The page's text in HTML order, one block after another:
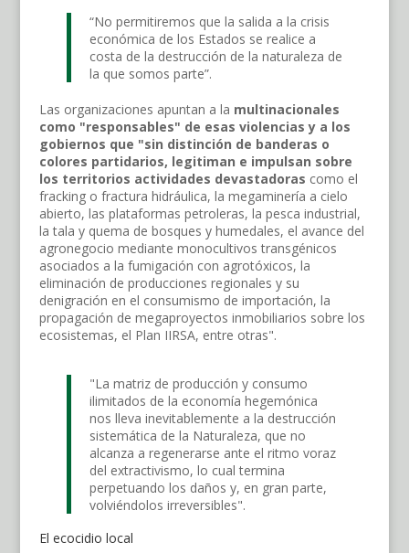
“No permitiremos que la salida a la crisis
económica de los Estados se realice a
costa de la destrucción de la naturaleza de
la que somos parte”.
Las organizaciones apuntan a la multinacionales
como "responsables" de esas violencias y a los
gobiernos que "sin distinción de banderas o
colores partidarios, legitiman e impulsan sobre
los territorios actividades devastadoras como el
fracking o fractura hidráulica, la megaminería a cielo
abierto, las plataformas petroleras, la pesca industrial,
la tala y quema de bosques y humedales, el avance del
agronegocio mediante monocultivos transgénicos
asociados a la fumigación con agrotóxicos, la
eliminación de producciones regionales y su
denigración en el consumismo de importación, la
propagación de megaproyectos inmobiliarios sobre los
ecosistemas, el Plan IIRSA, entre otras".
"La matriz de producción y consumo
ilimitados de la economía hegemónica
nos lleva inevitablemente a la destrucción
sistemática de la Naturaleza, que no
alcanza a regenerarse ante el ritmo voraz
del extractivismo, lo cual termina
perpetuando los daños y, en gran parte,
volviéndolos irreversibles".
El ecocidio local